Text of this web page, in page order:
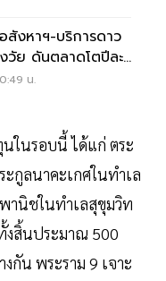
สังหาฯ-บริการดาว
วัย ดันตลาดโตปีละ
น.
ในรอบนี้ ได้แก่ ตระ
กูลนาคะเกศในทำเล
านิชในทำเลสุขุมวิท
งสิ้นประมาณ 500
กัน พระราม 9 เจาะ